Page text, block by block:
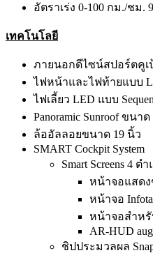
อัตราเร่ง 0-100 กม./ชม.
เทคโนโลยี
ภายนอกดีไซน์สปอร์ตคู
ไฟหน้าและไฟท้ายแบบ
ไฟเลี้ยว LED แบบ
Panoramic Sunroof ขนา
ล้ออัลลอยขนาด 19 นิ้ว
SMART Cockpit System
Smart Screens 4 ต
หน้าจอแสด
หน้าจอ
หน้าจอสำห
AR-HUD
ชิปประมวลผล